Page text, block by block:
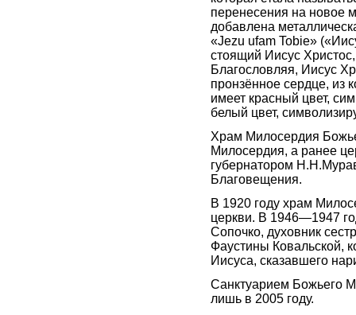
перенесения на новое
добавлена
«Jezu ufam Tobie»
стоящий Иисус
Благословляя, Иисус
пронзённое сердце, из
имеет красный цвет,
белый цвет,
Храм Милосердия
Милосердия, а ранее
губернатором
Благовещения.
В 1920 году храм
церкви. В 1946—1947
Сопочко, духовник
Фаустины Ковальской,
Иисуса, сказавшего
Санктуарием Божьего
лишь в 2005 году.